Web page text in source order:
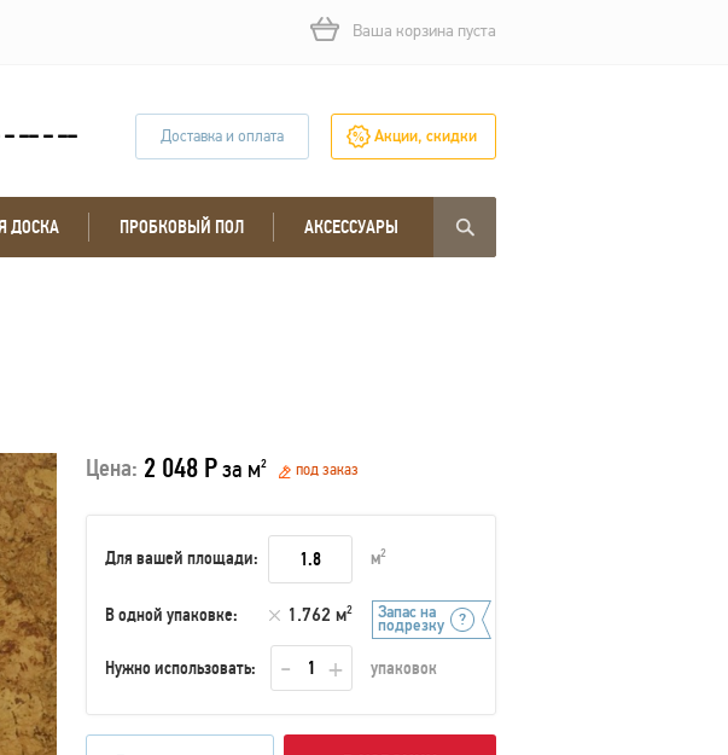
Ваша корзина пуста
-- - -- Доставка и оплата Акции, скидки
ДОСКА ПРОБКОВЫЙ ПОЛ АКСЕССУАРЫ
Цена: 2 048 Рза м2 под заказ
Для вашей площади: м2
В одной упаковке: 1.762 м2
Нужно использовать: упаковок
Запас на
подрезку